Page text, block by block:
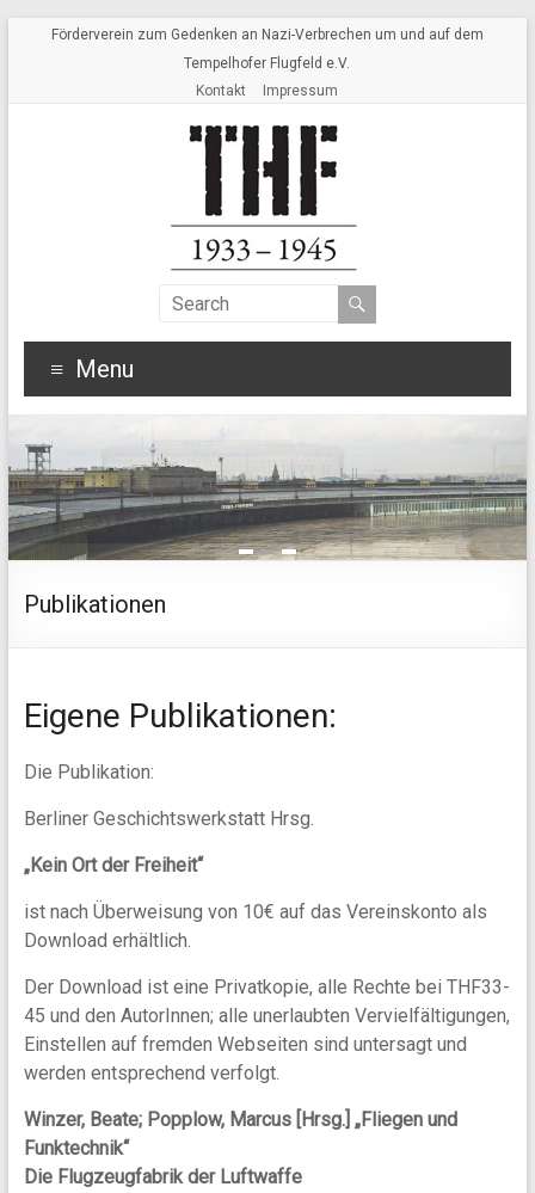
Förderverein zum Gedenken an Nazi-Verbrechen um und auf dem
Tempelhofer Flugfeld e.V.
Kontakt
Impressum
Menu
1 2 3
Publikationen
Eigene Publikationen:
Die Publikation:
Berliner Geschichtswerkstatt Hrsg.
„Kein Ort der Freiheit“
ist nach Überweisung von 10€ auf das Vereinskonto als
Download erhältlich.
Der Download ist eine Privatkopie, alle Rechte bei THF33-
45 und den AutorInnen; alle unerlaubten Vervielfältigungen,
Einstellen auf fremden Webseiten sind untersagt und
werden entsprechend verfolgt.
Winzer, Beate; Popplow, Marcus [Hrsg.] „Fliegen und
Funktechnik“
Die Flugzeugfabrik der Luftwaffe